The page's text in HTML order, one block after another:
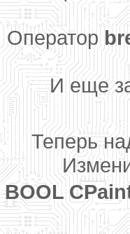
Оператор
И еще
Теперь
BOOL